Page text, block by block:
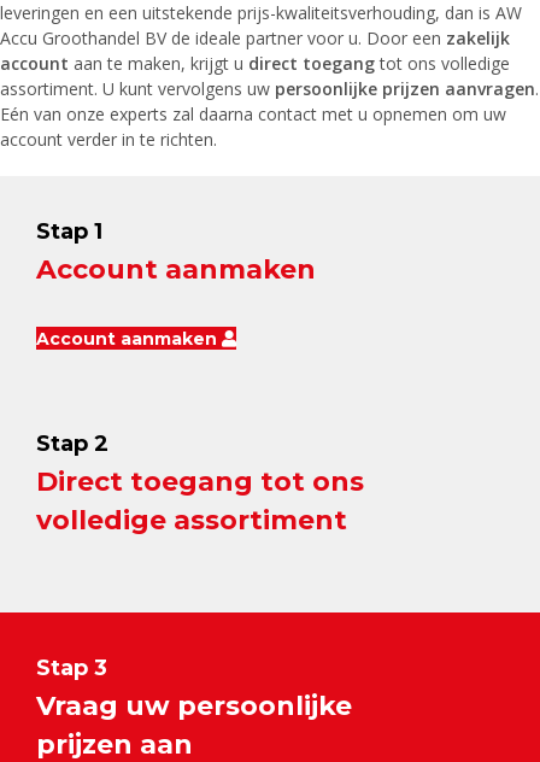
leveringen en een uitstekende prijs-kwaliteitsverhouding, dan is AW
Accu Groothandel BV de ideale partner voor u. Door een zakelijk
account aan te maken, krijgt u direct toegangtot ons volledige
assortiment. U kunt vervolgens uw persoonlijke prijzen aanvragen.
Eén van onze experts zal daarna contact met u opnemen om uw
account verder in te richten.
Stap 1
Account aanmaken
Account aanmaken
Stap 2
Direct toegang tot ons
volledige assortiment
Stap 3
Vraag uw persoonlijke
prijzen aan